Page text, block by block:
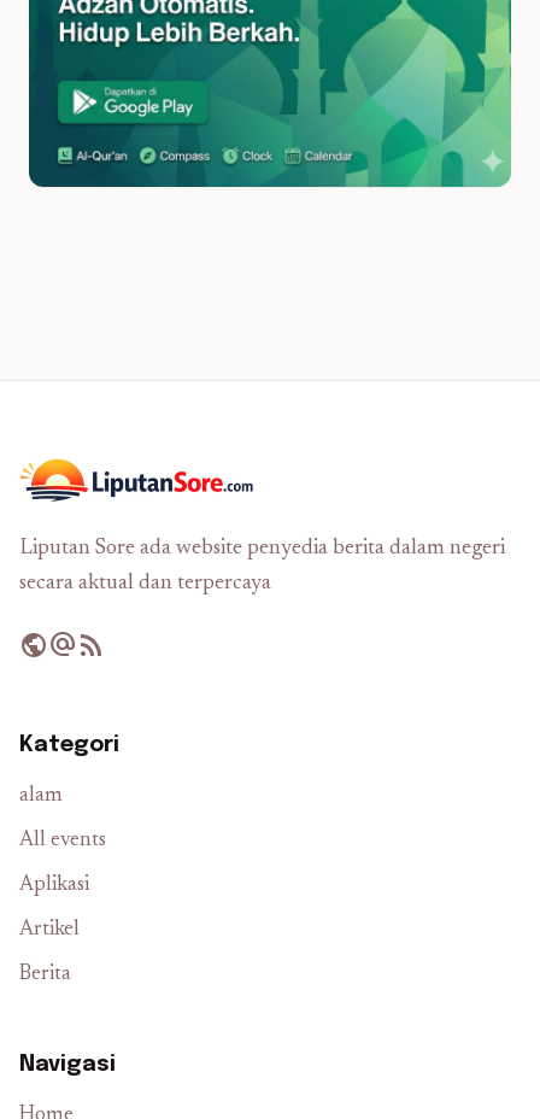
Liputan Sore ada website penyedia berita dalam negeri
secara aktual dan terpercaya
publicalternate_emailrss_feed
Kategori
alam
All events
Aplikasi
Artikel
Berita
Navigasi